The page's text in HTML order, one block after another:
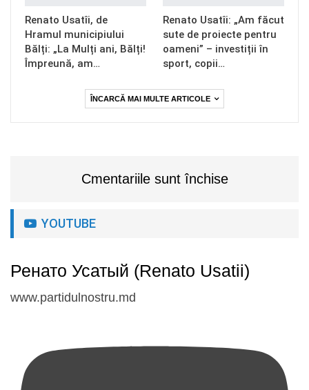
Renato Usatîi, de
Hramul municipiului
Bălți: „La Mulți ani, Bălți!
Împreună, am…
Renato Usatîi: „Am făcut
sute de proiecte pentru
oameni” – investiții în
sport, copii…
ÎNCARCĂ MAI MULTE ARTICOLE
Cmentariile sunt închise
YOUTUBE
Ренато Усатый (Renato Usatii)
www.partidulnostru.md